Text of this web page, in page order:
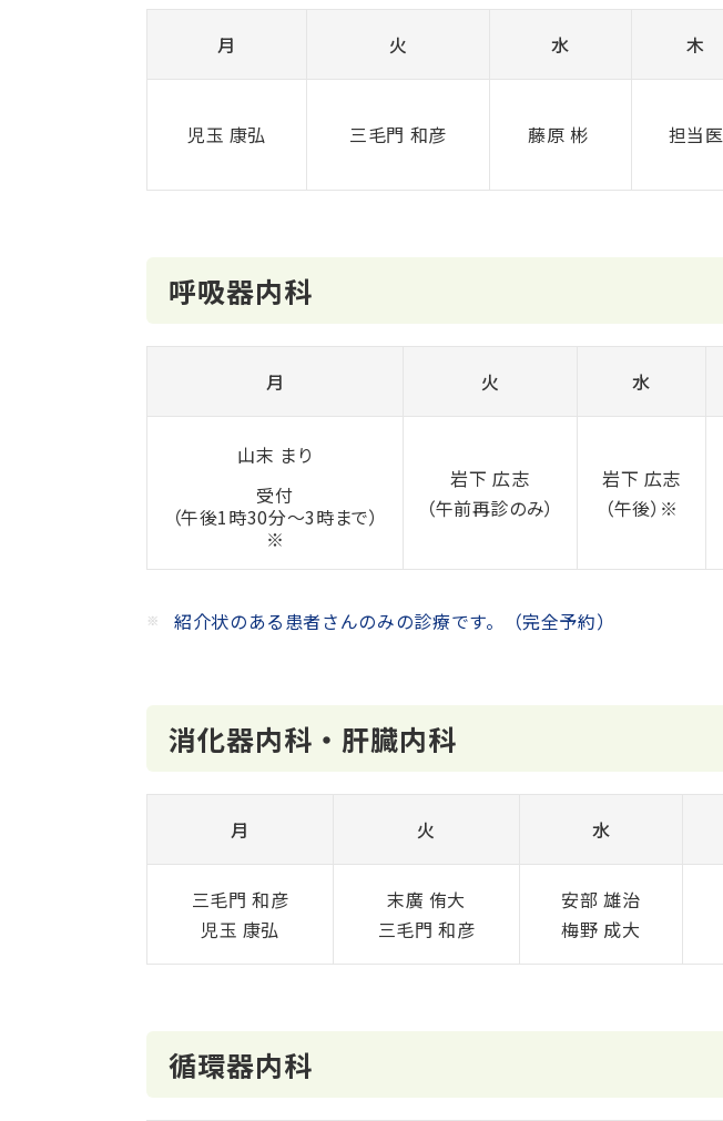
月 火 水 木
児玉 康弘 三毛門 和彦 藤原 彬 担当医
呼吸器内科
月 火 水
山末 まり
受付
（午後1時30分～3時まで）
※
岩下 広志
（午前再診のみ）
岩下 広志
（午後）※
紹介状のある患者さんのみの診療です。（完全予約）
消化器内科・肝臓内科
月 火 水
三毛門 和彦
児玉 康弘
末廣 侑大
三毛門 和彦
安部 雄治
梅野 成大
循環器内科